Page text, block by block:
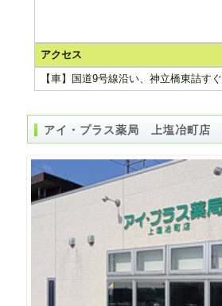
アクセス
【車】国道9号線沿い、神立橋東詰すぐ
アイ・プラス薬局 上塩冶町店